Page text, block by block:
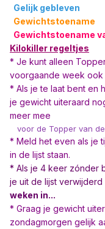
Gelijk gebleven
Gewichtstoename
Gewichtstoename
Kilokiller regeltjes
* Je kunt alleen
voorgaande week
* Als je te laat bent en
je gewicht uiteraard
meer mee
voor de Topper van
* Meld het even als je
in de lijst staan.
* Als je 4 keer zónder
je uit de lijst verwijderd
weken in...
* Graag je gewicht
zondagmorgen gelijk